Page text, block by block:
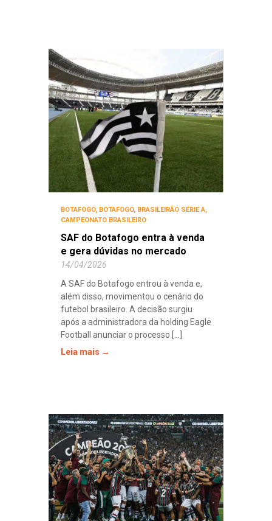
BOTAFOGO, BOTAFOGO, BRASILEIRÃO SÉRIE A,
CAMPEONATO BRASILEIRO
SAF do Botafogo entra à venda
e gera dúvidas no mercado
14/04/2026
A SAF do Botafogo entrou à venda e,
além disso, movimentou o cenário do
futebol brasileiro. A decisão surgiu
após a administradora da holding Eagle
Football anunciar o processo [...]
Leia mais →